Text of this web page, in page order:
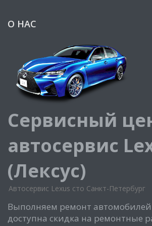
О НАС
Сервисный
автосервис
(Лексус)
Автосервис Lexus сто Санкт-Петербург
Выполняем ремонт автомобилей
доступна скидка на ремонтные